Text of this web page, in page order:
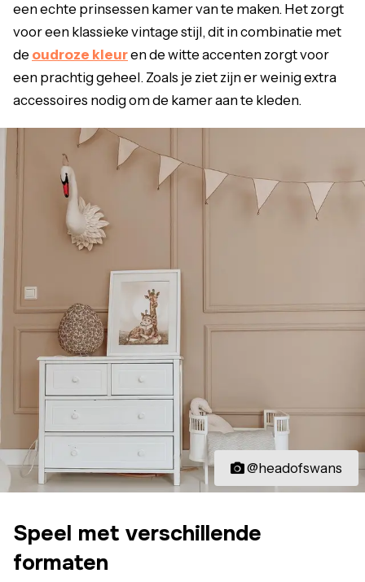
een echte prinsessen kamer van te maken. Het zorgt
voor een klassieke vintage stijl, dit in combinatie met
de oudroze kleuren de witte accenten zorgt voor
een prachtig geheel. Zoals je ziet zijn er weinig extra
accessoires nodig om de kamer aan te kleden.
@headofswans
Speel met verschillende
formaten